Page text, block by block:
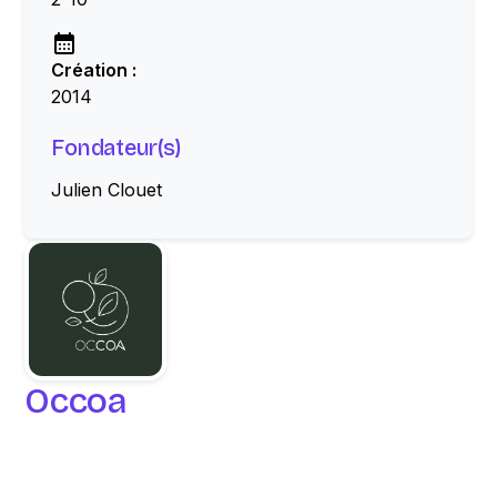
Occoa
Création :
2014
Fondateur(s)
Julien Clouet